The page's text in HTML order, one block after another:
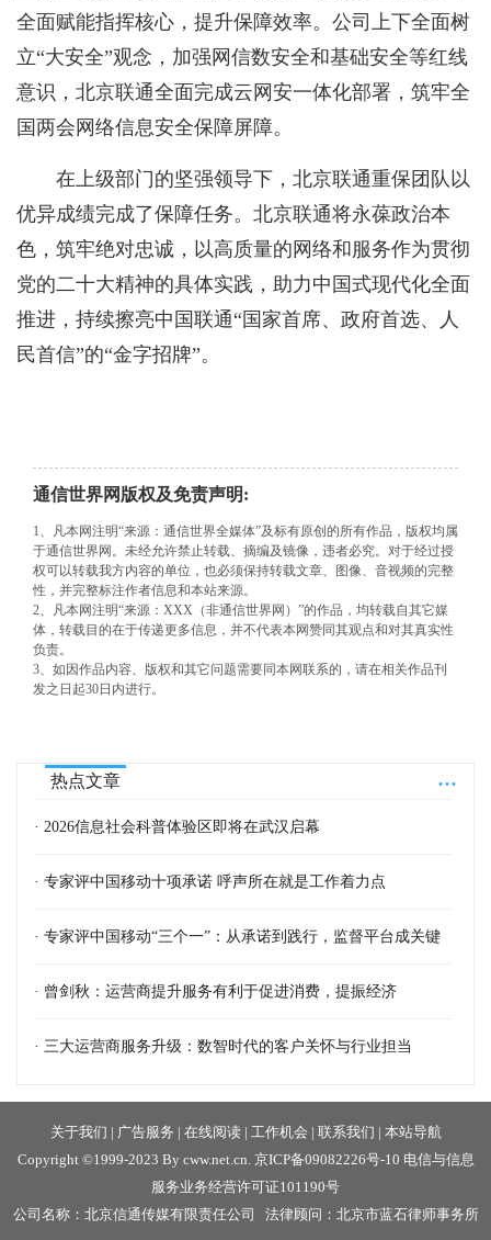
全面赋能指挥核心，提升保障效率。公司上下全面树
立“大安全”观念，加强网信数安全和基础安全等红线
意识，北京联通全面完成云网安一体化部署，筑牢全
国两会网络信息安全保障屏障。
在上级部门的坚强领导下，北京联通重保团队以
优异成绩完成了保障任务。北京联通将永葆政治本
色，筑牢绝对忠诚，以高质量的网络和服务作为贯彻
党的二十大精神的具体实践，助力中国式现代化全面
推进，持续擦亮中国联通“国家首席、政府首选、人
民首信”的“金字招牌”。
通信世界网版权及免责声明:
1、凡本网注明“来源：通信世界全媒体”及标有原创的所有作品，版权均属
于通信世界网。未经允许禁止转载、摘编及镜像，违者必究。对于经过授
权可以转载我方内容的单位，也必须保持转载文章、图像、音视频的完整
性，并完整标注作者信息和本站来源。
2、凡本网注明“来源：XXX（非通信世界网）”的作品，均转载自其它媒
体，转载目的在于传递更多信息，并不代表本网赞同其观点和对其真实性
负责。
3、如因作品内容、版权和其它问题需要同本网联系的，请在相关作品刊
发之日起30日内进行。
...
热点文章
· 2026信息社会科普体验区即将在武汉启幕
· 专家评中国移动十项承诺 呼声所在就是工作着力点
· 专家评中国移动“三个一”：从承诺到践行，监督平台成关键
· 曾剑秋：运营商提升服务有利于促进消费，提振经济
· 三大运营商服务升级：数智时代的客户关怀与行业担当
关于我们 | 广告服务 | 在线阅读| 工作机会 | 联系我们 | 本站导航
Copyright ©1999-2023 By cww.net.cn. 京ICP备09082226号-10 电信与信息
服务业务经营许可证101190号
公司名称：北京信通传媒有限责任公司 法律顾问：北京市蓝石律师事务所